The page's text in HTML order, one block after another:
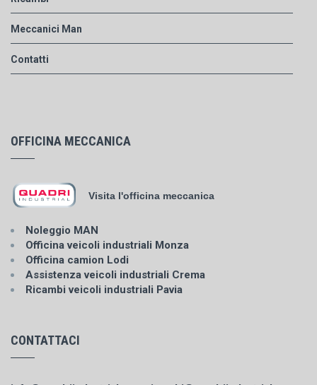
Meccanici Man
Contatti
OFFICINA MECCANICA
Visita l'officina meccanica
Noleggio MAN
Officina veicoli industriali Monza
Officina camion Lodi
Assistenza veicoli industriali Crema
Ricambi veicoli industriali Pavia
CONTATTACI